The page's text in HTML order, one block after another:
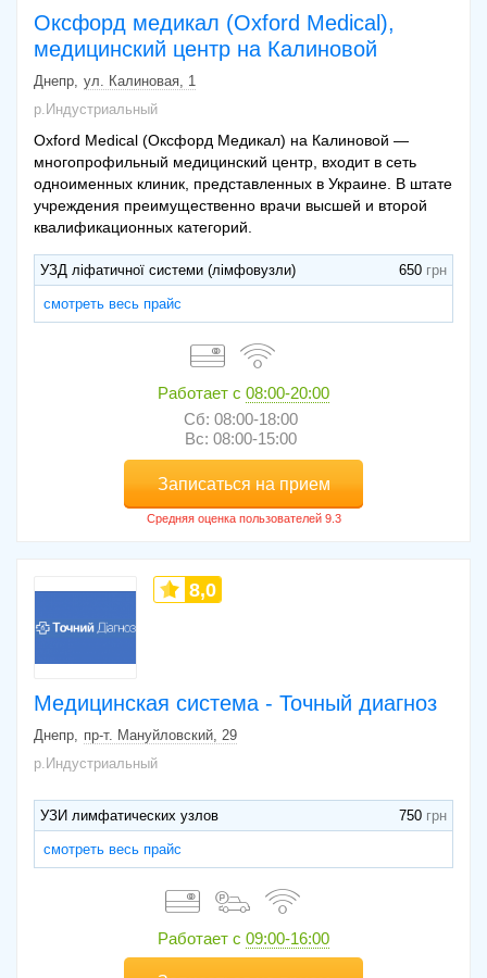
Оксфорд медикал (Oxford Medical),
медицинский центр на Калиновой
Днепр ул. Калиновая, 1
р.Индустриальный
Oxford Medical (Оксфорд Медикал) на Калиновой —
многопрофильный медицинский центр, входит в сеть
одноименных клиник, представленных в Украине. В штате
учреждения преимущественно врачи высшей и второй
квалификационных категорий.
УЗД ліфатичної системи (лімфовузли) 650
смотреть весь прайс
Работает с 08:00-20:00
Сб: 08:00-18:00
Вс: 08:00-15:00
Записаться на прием
Медицинская система - Точный диагноз
8,0
Днепр
пр-т. Мануйловский, 29
р.Индустриальный
УЗИ лимфатических узлов 750
смотреть весь прайс
Работает с 09:00-16:00